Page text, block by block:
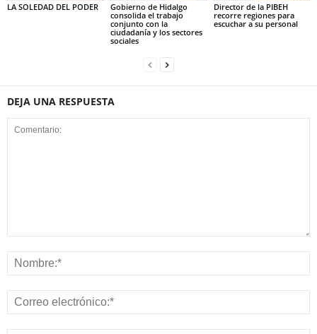
LA SOLEDAD DEL PODER
Gobierno de Hidalgo
consolida el trabajo
conjunto con la
ciudadanía y los sectores
sociales
Director de la PIBEH
recorre regiones para
escuchar a su personal
DEJA UNA RESPUESTA